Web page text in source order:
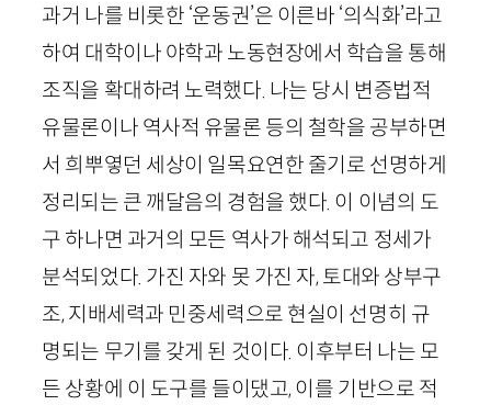
과거 나를 비롯한 ‘운동권’은 이른바 ‘의식화’라고
하여 대학이나 야학과 노동현장에서 학습을 통해
조직을 확대하려 노력했다. 나는 당시 변증법적
유물론이나 역사적 유물론 등의 철학을 공부하면
서 희뿌옇던 세상이 일목요연한 줄기로 선명하게
정리되는 큰 깨달음의 경험을 했다. 이 이념의 도
구 하나면 과거의 모든 역사가 해석되고 정세가
분석되었다. 가진 자와 못 가진 자, 토대와 상부구
조, 지배세력과 민중세력으로 현실이 선명히 규
명되는 무기를 갖게 된 것이다. 이후부터 나는 모
든 상황에 이 도구를 들이댔고, 이를 기반으로 적